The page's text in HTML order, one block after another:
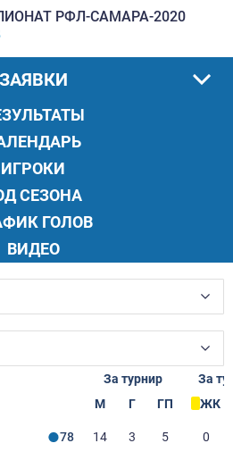
РФЛ-САМАРА-2020
ИГРОКИ
ЗАЯВКИ
СЕЗОНА
ГОЛОВ
ВИДЕО
За турнир
За
М
Г ГП
ЖК
78 14 3 5 0